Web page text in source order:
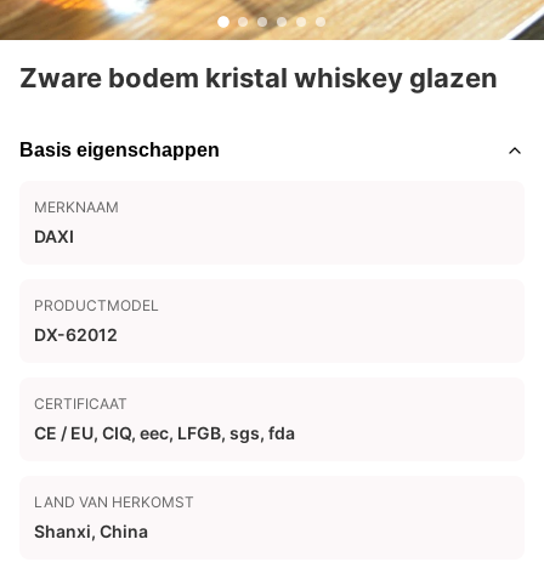
Zware bodem kristal whiskey glazen
Basis eigenschappen
MERKNAAM
DAXI
PRODUCTMODEL
DX-62012
CERTIFICAAT
CE / EU, CIQ, eec, LFGB, sgs, fda
LAND VAN HERKOMST
Shanxi, China